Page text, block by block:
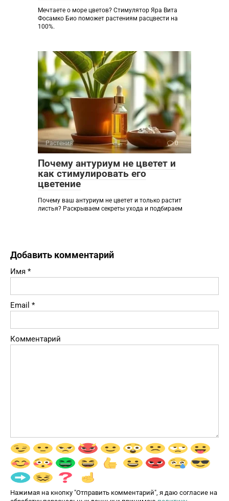
Мечтаете о море цветов? Стимулятор Яра Вита
Фосамко Био поможет растениям расцвести на
100%.
Растения 0
Почему антуриум не цветет и
как стимулировать его
цветение
Почему ваш антуриум не цветет и только растит
листья? Раскрываем секреты ухода и подбираем
Добавить комментарий
Имя *
Email *
Комментарий
Нажимая на кнопку "Отправить комментарий", я даю согласие на